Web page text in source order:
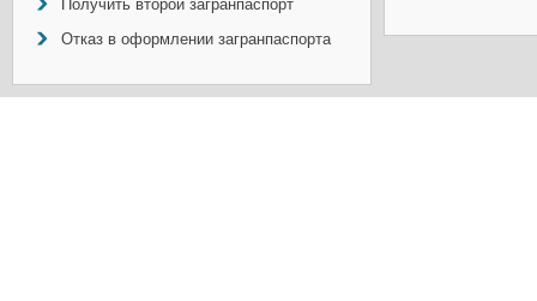
Получить второй загранпаспорт
Отказ в оформлении загранпаспорта